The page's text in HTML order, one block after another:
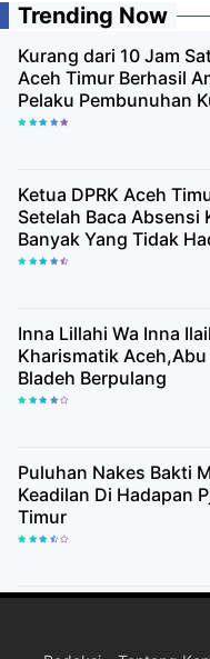
Trending Now
Kurang dari 10 Jam
Aceh Timur Berhasil
Pelaku Pembunuhan
Ketua DPRK Aceh
Setelah Baca Absensi
Banyak Yang Tidak
Paripurna
Inna Lillahi Wa Inna
Kharismatik Aceh,Abu
Bladeh Berpulang
Puluhan Nakes Bakti
Keadilan Di Hadapan
Timur